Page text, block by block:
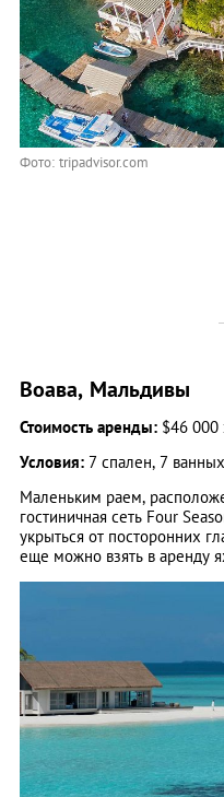
Фото: tripadvisor.com
Воава, Мальдивы
Стоимость аренды: $46 000
Условия: 7 спален, 7
Маленьким раем,
гостиничная сеть Four
укрыться от посторонних
еще можно взять в аренду